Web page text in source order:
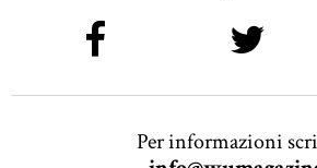
Per informazioni